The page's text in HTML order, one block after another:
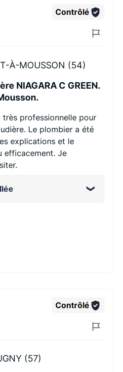
Contrôlé
À-MOUSSON (54)
NIAGARA C GREEN.
professionnelle pour
Le plombier a été
explications et le
efficacement. Je
Contrôlé
(57)